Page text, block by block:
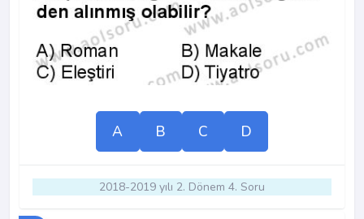
A B C D
2018-2019 yılı 2. Dönem 4. Soru